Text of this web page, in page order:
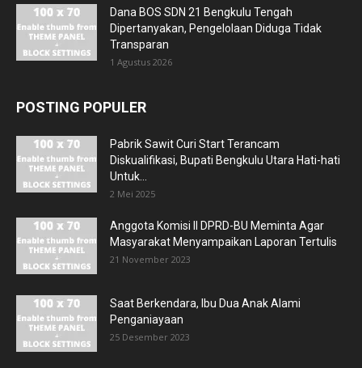
Dana BOS SDN 21 Bengkulu Tengah
Dipertanyakan, Pengelolaan Diduga Tidak
Transparan
1 Agustus 2026
POSTING POPULER
Pabrik Sawit Curi Start Terancam
Diskualifikasi, Bupati Bengkulu Utara Hati-hati
Untuk...
2 Mei 2025
Anggota Komisi II DPRD-BU Meminta Agar
Masyarakat Menyampaikan Laporan Tertulis
21 November 2023
Saat Berkendara, Ibu Dua Anak Alami
Penganiayaan
25 Desember 2023